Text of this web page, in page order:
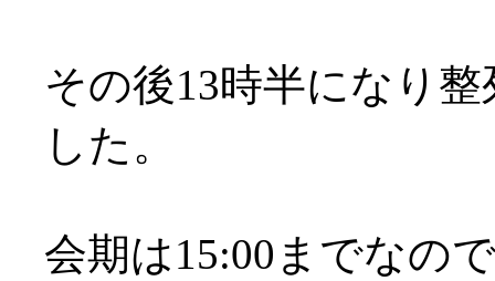
その後13時半になり
した。
会期は15:00までなの